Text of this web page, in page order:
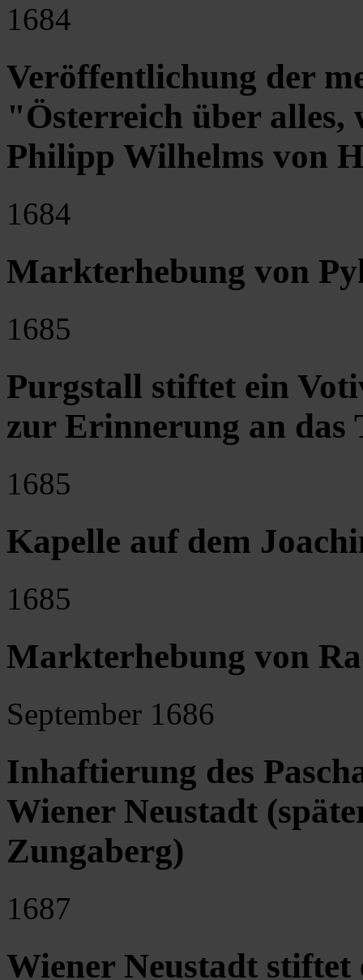
1684
Veröffentlichung der
"Österreich über alles,
Philipp Wilhelms von
1684
Markterhebung von
1685
Purgstall stiftet ein
zur Erinnerung an das
1685
Kapelle auf dem
1685
Markterhebung von
September 1686
Inhaftierung des
Wiener Neustadt
Zungaberg)
1687
Wiener Neustadt